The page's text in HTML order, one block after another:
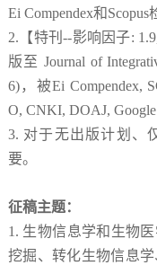
Ei Compendex和Scopus
2.【特刊--影响因子:
版至 Journal of
6)，被Ei Compendex,
O, CNKI, DOAJ, Google
3. 对于无出版计划、
要。
征稿主题：
1. 生物信息学和生物
挖掘、转化生物信息